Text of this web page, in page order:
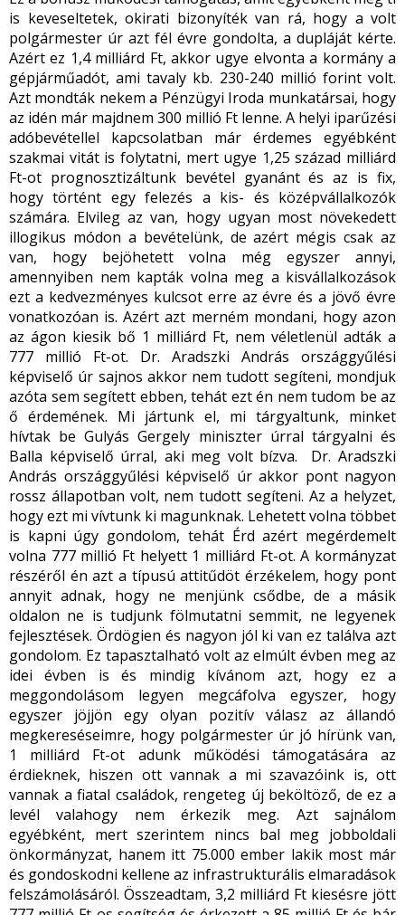
is keveseltetek, okirati bizonyíték van rá, hogy a volt
polgármester úr azt fél évre gondolta, a dupláját kérte.
Azért ez 1,4 milliárd Ft, akkor ugye elvonta a kormány a
gépjárműadót, ami tavaly kb. 230-240 millió forint volt.
Azt mondták nekem a Pénzügyi Iroda munkatársai, hogy
az idén már majdnem 300 millió Ft lenne. A helyi iparűzési
adóbevétellel kapcsolatban már érdemes egyébként
szakmai vitát is folytatni, mert ugye 1,25 század milliárd
Ft-ot prognosztizáltunk bevétel gyanánt és az is fix,
hogy történt egy felezés a kis- és középvállalkozók
számára. Elvileg az van, hogy ugyan most növekedett
illogikus módon a bevételünk, de azért mégis csak az
van, hogy bejöhetett volna még egyszer annyi,
amennyiben nem kapták volna meg a kisvállalkozások
ezt a kedvezményes kulcsot erre az évre és a jövő évre
vonatkozóan is. Azért azt merném mondani, hogy azon
az ágon kiesik bő 1 milliárd Ft, nem véletlenül adták a
777 millió Ft-ot. Dr. Aradszki András országgyűlési
képviselő úr sajnos akkor nem tudott segíteni, mondjuk
azóta sem segített ebben, tehát ezt én nem tudom be az
ő érdemének. Mi jártunk el, mi tárgyaltunk, minket
hívtak be Gulyás Gergely miniszter úrral tárgyalni és
Balla képviselő úrral, aki meg volt bízva. Dr. Aradszki
András országgyűlési képviselő úr akkor pont nagyon
rossz állapotban volt, nem tudott segíteni. Az a helyzet,
hogy ezt mi vívtunk ki magunknak. Lehetett volna többet
is kapni úgy gondolom, tehát Érd azért megérdemelt
volna 777 millió Ft helyett 1 milliárd Ft-ot. A kormányzat
részéről én azt a típusú attitűdöt érzékelem, hogy pont
annyit adnak, hogy ne menjünk csődbe, de a másik
oldalon ne is tudjunk fölmutatni semmit, ne legyenek
fejlesztések. Ördögien és nagyon jól ki van ez találva azt
gondolom. Ez tapasztalható volt az elmúlt évben meg az
idei évben is és mindig kívánom azt, hogy ez a
meggondolásom legyen megcáfolva egyszer, hogy
egyszer jöjjön egy olyan pozitív válasz az állandó
megkereséseimre, hogy polgármester úr jó hírünk van,
1 milliárd Ft-ot adunk működési támogatására az
érdieknek, hiszen ott vannak a mi szavazóink is, ott
vannak a fiatal családok, rengeteg új beköltöző, de ez a
levél valahogy nem érkezik meg. Azt sajnálom
egyébként, mert szerintem nincs bal meg jobboldali
önkormányzat, hanem itt 75.000 ember lakik most már
és gondoskodni kellene az infrastrukturális elmaradások
felszámolásáról. Összeadtam, 3,2 milliárd Ft kiesésre jött